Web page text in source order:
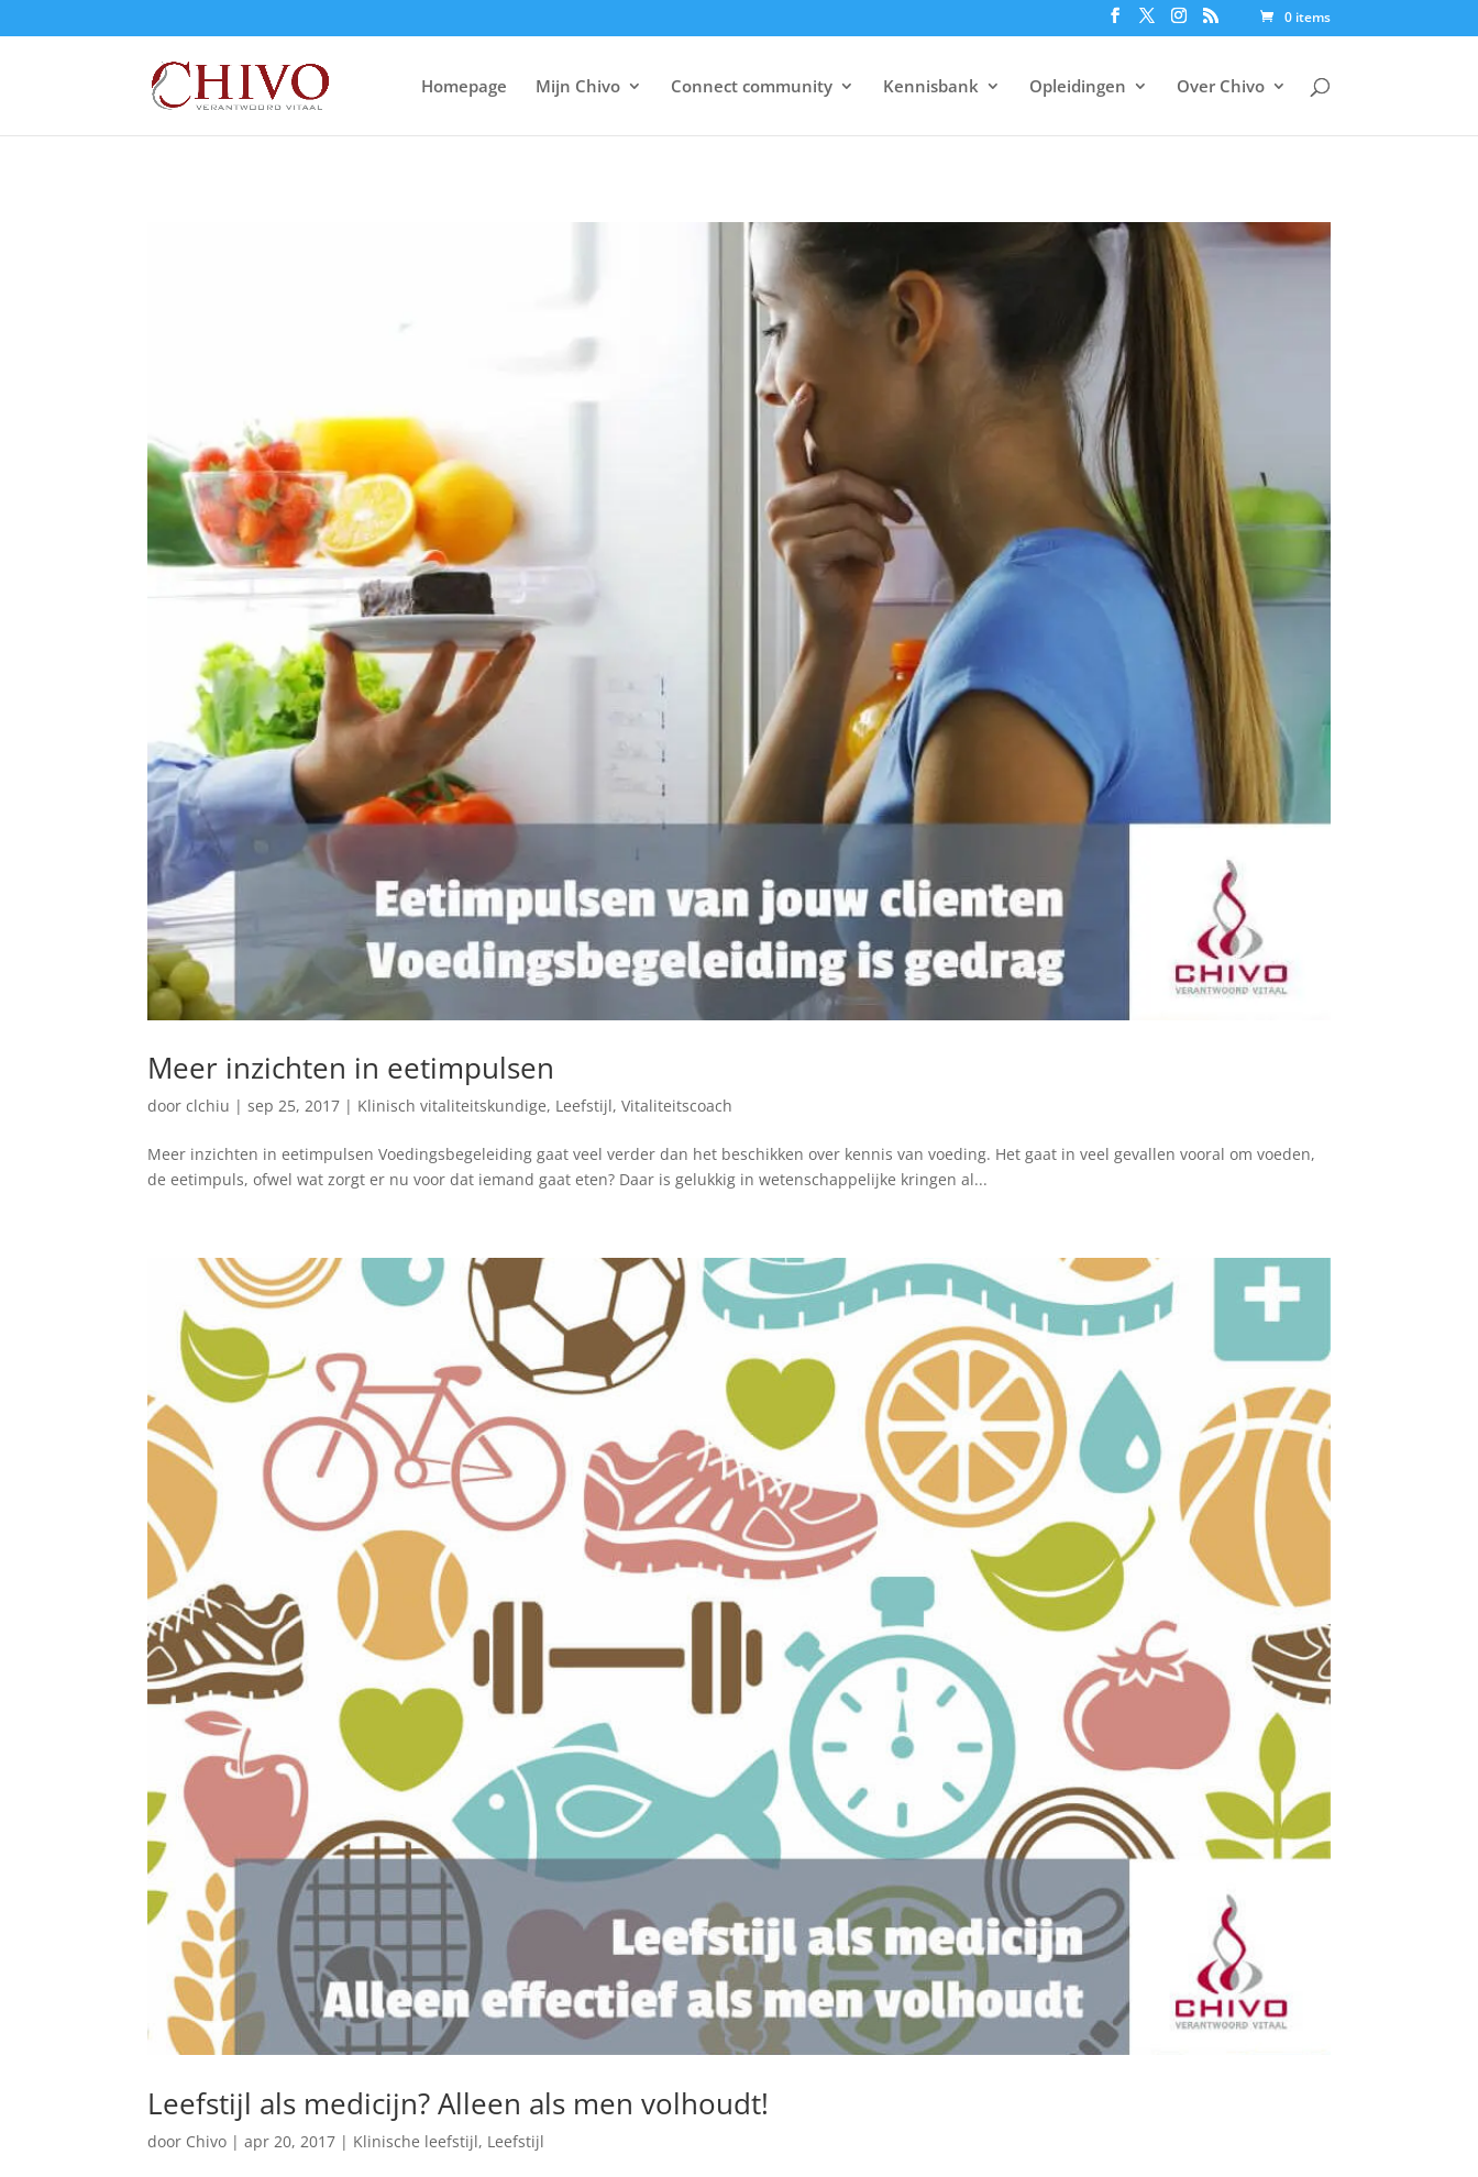
0 items
Homepage Mijn Chivo Connect community Kennisbank Opleidingen Over Chivo
Meer inzichten in eetimpulsen
doorclchiu |sep 25, 2017 | Klinisch vitaliteitskundige, Leefstijl,Vitaliteitscoach
Meer inzichten in eetimpulsen Voedingsbegeleiding gaat veel verder dan het beschikken over kennis van voeding. Het gaat in veel gevallen vooral om voeden,
de eetimpuls, ofwel wat zorgt er nu voor dat iemand gaat eten? Daar is gelukkig in wetenschappelijke kringen al...
Leefstijl als medicijn? Alleen als men volhoudt!
door Chivo |apr 20, 2017 | Klinische leefstijl, Leefstijl